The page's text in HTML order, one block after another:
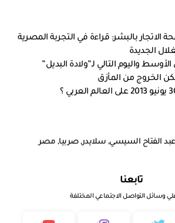
الاتجار بالبشر: قراءة في التجربة المصرية
الجديدة
واليوم التالي لـ”ولادة البديل”
الخروج من المأزق
الفتاح السيسي, سلايدر,صربيا,مصر
تابعنا
وسائل التواصل الاجتماعي المختلفة